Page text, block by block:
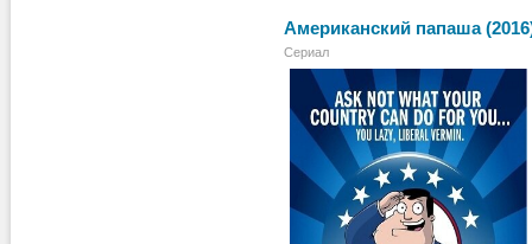
Американский папаша
Сериал